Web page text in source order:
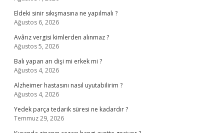
Eldeki sinir sıkışmasına ne yapılmalı ?
Ağustos 6, 2026
Avârız vergisi kimlerden alınmaz ?
Ağustos 5, 2026
Balı yapan arı dişi mi erkek mi ?
Ağustos 4, 2026
Alzheimer hastasını nasıl uyutabilirim ?
Ağustos 4, 2026
Yedek parça tedarik süresi ne kadardır ?
Temmuz 29, 2026